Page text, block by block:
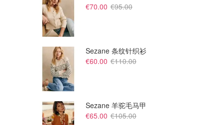
€425.00
Ganni 格纹镂空亚麻真丝混纺
中长连衣裙
泡纱迷你连衣裙
The Outnet
€70.00 €95.00
Sezane 条纹针织衫
€60.00 €110.00
Sezane 羊驼毛马甲
€65.00 €105.00